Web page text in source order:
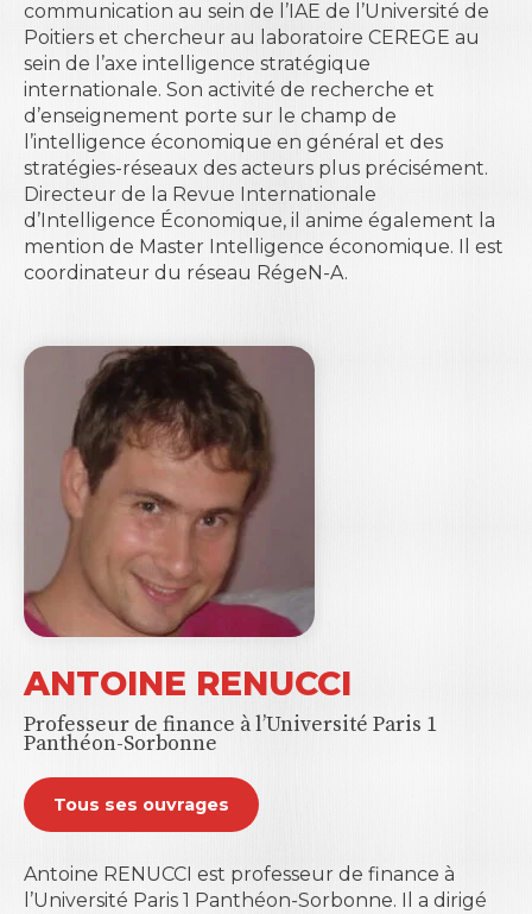
communication au sein de l’IAE de l’Université de
Poitiers et chercheur au laboratoire CEREGE au
sein de l’axe intelligence stratégique
internationale. Son activité de recherche et
d’enseignement porte sur le champ de
l’intelligence économique en général et des
stratégies-réseaux des acteurs plus précisément.
Directeur de la Revue Internationale
d’Intelligence Économique, il anime également la
mention de Master Intelligence économique. Il est
coordinateur du réseau RégeN-A.
ANTOINE RENUCCI
Professeur de finance à l’Université Paris 1
Panthéon-Sorbonne
Tous ses ouvrages
Antoine RENUCCI est professeur de finance à
l’Université Paris 1 Panthéon-Sorbonne. Il a dirigé